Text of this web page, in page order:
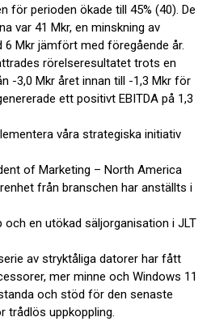
för perioden ökade till 45% (40). De
var 41 Mkr, en minskning av
6 Mkr jämfört med föregående år.
rörelseresultatet trots en
-3,0 Mkr året innan till -1,3 Mkr för
ett positivt EBITDA på 1,3
våra strategiska initiativ
of Marketing – North America
från branschen har anställts i
och en utökad säljorganisation i JLT
av stryktåliga datorer har fått
mer minne och Windows 11
och stöd för den senaste
trådlös uppkoppling.